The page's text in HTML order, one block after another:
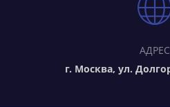
АДРЕС
г. Москва, ул.